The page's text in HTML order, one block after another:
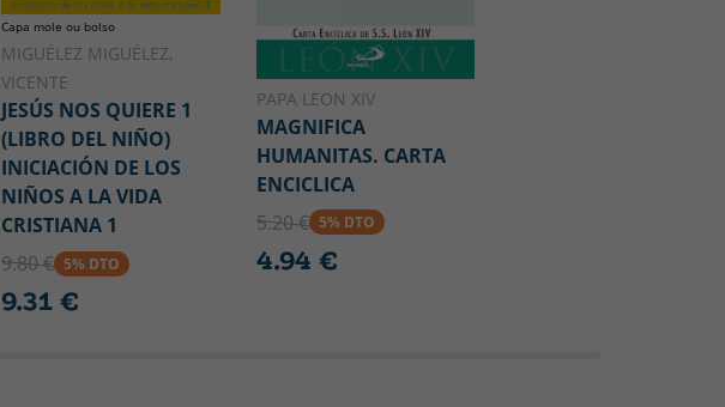
Capa mole ou bolso
MIGUÉLEZ MIGUÉLEZ,
VICENTE
JESÚS NOS QUIERE 1
(LIBRO DEL NIÑO)
INICIACIÓN DE LOS
NIÑOS A LA VIDA
CRISTIANA 1
9.80 € 5% DTO
9.31 €
PAPA LEON XIV
MAGNIFICA
HUMANITAS. CARTA
ENCICLICA
5.20 € 5% DTO
4.94 €